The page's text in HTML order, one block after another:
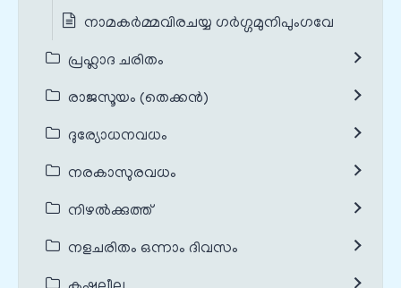
നാമകർമ്മവിരചയ്യ ഗർഗ്ഗമുനിപുംഗവേ
പ്രഹ്ലാദ ചരിതം
രാജസൂയം (തെക്കൻ)
ദുര്യോധനവധം
നരകാസുരവധം
നിഴൽക്കുത്ത്
നളചരിതം ഒന്നാം ദിവസം